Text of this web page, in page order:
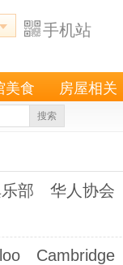
手机站
美食 房屋相关
搜索
部
华人协会
Cambridge